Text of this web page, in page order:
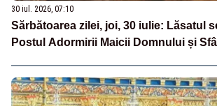
30 iul. 2026, 07:10
Sărbătoarea zilei, joi, 30 iulie: Lăsatul
Postul Adormirii Maicii Domnului și